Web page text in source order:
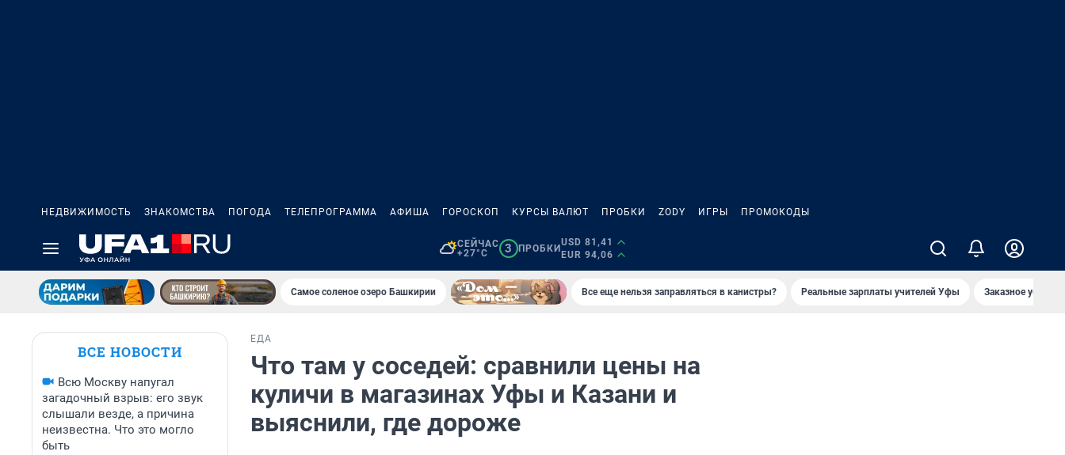
НЕДВИЖИМОСТЬ ЗНАКОМСТВА ПОГОДА ТЕЛЕПРОГРАММА АФИША ГОРОСКОП КУРСЫ ВАЛЮТ ПРОБКИ ZODY ИГРЫ ПРОМОКОДЫ
СЕЙЧАС
+27°C
3 ПРОБКИ
USD 81,41
EUR 94,06
Самое соленое озеро Башкирии Все еще нельзя заправляться в канистры? Реальные зарплаты учителей Уфы Заказное
ВСЕ НОВОСТИ
Всю Москву напугал
загадочный взрыв: его звук
слышали везде, а причина
неизвестна. Что это могло
быть
ЕДА
Что там у соседей: сравнили цены на
куличи в магазинах Уфы и Казани и
выяснили, где дороже